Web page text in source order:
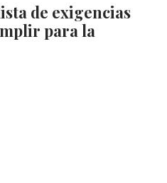
de exigencias
para la